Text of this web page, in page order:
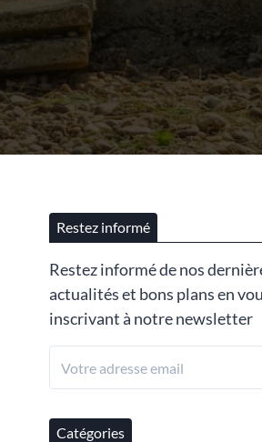
Restez informé
Restez informé de nos
actualités et bons plans en
inscrivant à notre newsletter
Catégories